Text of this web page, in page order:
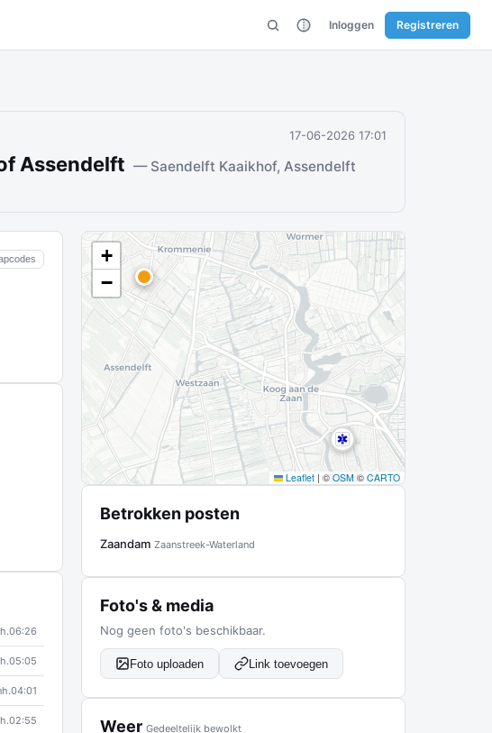
Inloggen Registreren
17-06-2026 17:01
Assendelft — Saendelft Kaaikhof, Assendelft
06:26
05:05
04:01
02:55
+
−
Leaflet | © OSM © CARTO
Betrokken posten
Zaandam Zaanstreek-Waterland
Foto's & media
Nog geen foto's beschikbaar.
Foto uploaden Link toevoegen
Weer Gedeeltelijk bewolkt